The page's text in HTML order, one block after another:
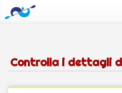
Controlla i dettagli